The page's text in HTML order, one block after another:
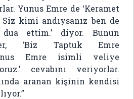
Yunus Emre de ‘Keramet
kimi andıysanız ben de
ettim.’ diyor. Bunun
‘Biz Taptuk Emre
Emre isimli veliye
cevabını veriyorlar.
aranan kişinin kendisi